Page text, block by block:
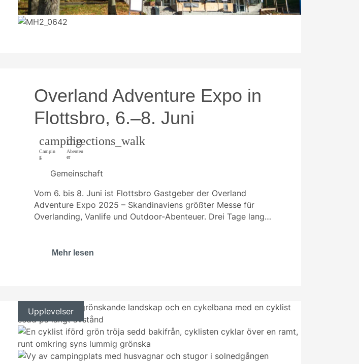
Overland Adventure Expo in
Flottsbro, 6.–8. Juni
camping
Campin
g
directions_walk
Abenteu
er
Gemeinschaft
Vom 6. bis 8. Juni ist Flottsbro Gastgeber der Overland
Adventure Expo 2025 – Skandinaviens größter Messe für
Overlanding, Vanlife und Outdoor-Abenteuer. Drei Tage lang…
Mehr lesen
Upplevelser